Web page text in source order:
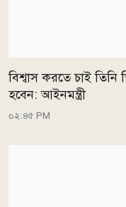
বিশ্বাস করতে চাই
হবেন: আইনমন্ত্রী
০২:৪৫ PM